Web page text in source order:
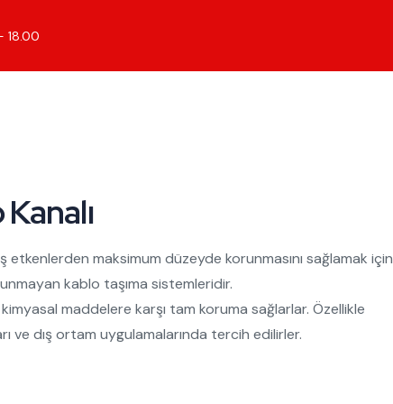
18.00
etkenlerden maksimum düzeyde korunmasını sağlamak için
kablo taşıma sistemleridir.
kimyasal maddelere karşı tam koruma sağlarlar. Özellikle
ve dış ortam uygulamalarında tercih edilirler.